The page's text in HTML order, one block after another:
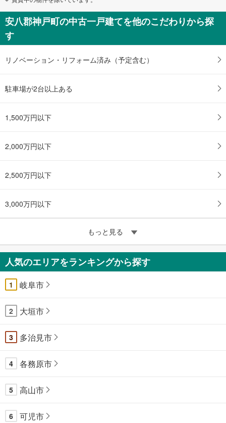
安八郡神戸町の中古一戸建てを他のこだわりから探
す
リノベーション・リフォーム済み（予定含む）
駐車場が2台以上ある
1,500万円以下
2,000万円以下
2,500万円以下
3,000万円以下
もっと見る
人気のエリアをランキングから探す
1 岐阜市
2 大垣市
3 多治見市
4 各務原市
5 高山市
6 可児市